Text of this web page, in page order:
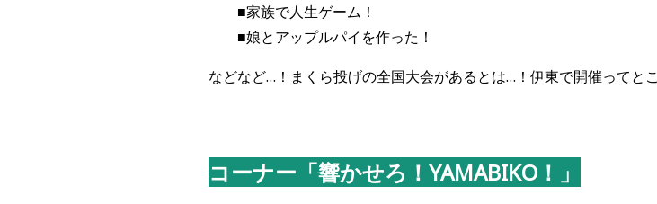
■家族で人生ゲーム！
■娘とアップルパイを作った！
などなど…！まくら投げの全国大会があるとは…！伊東で開催ってと
コーナー「響かせろ！YAMABIKO！」